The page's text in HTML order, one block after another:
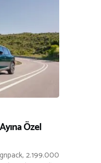
Özel
2.199.000